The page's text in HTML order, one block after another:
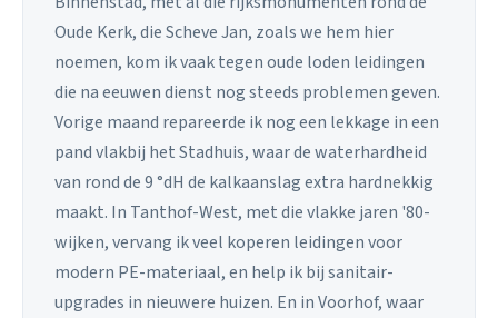
Oude Kerk, die Scheve Jan, zoals we hem hier
noemen, kom ik vaak tegen oude loden leidingen
die na eeuwen dienst nog steeds problemen geven.
Vorige maand repareerde ik nog een lekkage in een
pand vlakbij het Stadhuis, waar de waterhardheid
van rond de 9 °dH de kalkaanslag extra hardnekkig
maakt. In Tanthof-West, met die vlakke jaren '80-
wijken, vervang ik veel koperen leidingen voor
modern PE-materiaal, en help ik bij sanitair-
upgrades in nieuwere huizen. En in Voorhof, waar